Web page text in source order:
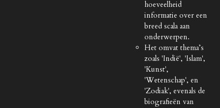
hoeveelheid
informatie over een
breed scala aan
onderwerpen.
Het omvat thema’s
zoals 'Indië', 'Islam',
'Kunst',
'Wetenschap', en
'Zodiak', evenals de
biografieën van